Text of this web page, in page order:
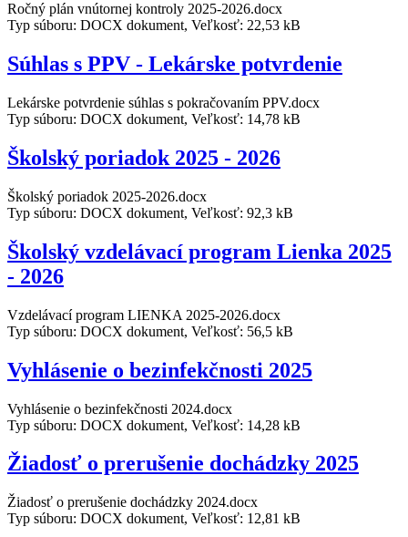
Ročný plán vnútornej kontroly 2025-2026.docx
Typ súboru: DOCX dokument, Veľkosť: 22,53 kB
Súhlas s PPV - Lekárske potvrdenie
Lekárske potvrdenie súhlas s pokračovaním PPV.docx
Typ súboru: DOCX dokument, Veľkosť: 14,78 kB
Školský poriadok 2025 - 2026
Školský poriadok 2025-2026.docx
Typ súboru: DOCX dokument, Veľkosť: 92,3 kB
Školský vzdelávací program Lienka 2025
- 2026
Vzdelávací program LIENKA 2025-2026.docx
Typ súboru: DOCX dokument, Veľkosť: 56,5 kB
Vyhlásenie o bezinfekčnosti 2025
Vyhlásenie o bezinfekčnosti 2024.docx
Typ súboru: DOCX dokument, Veľkosť: 14,28 kB
Žiadosť o prerušenie dochádzky 2025
Žiadosť o prerušenie dochádzky 2024.docx
Typ súboru: DOCX dokument, Veľkosť: 12,81 kB